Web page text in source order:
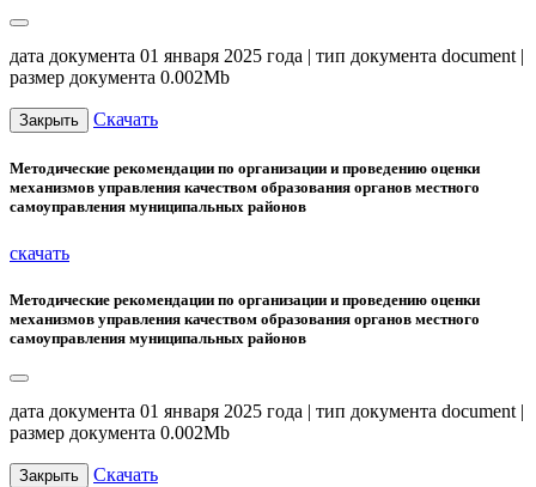
дата документа 01 января 2025 года | тип документа document |
размер документа 0.002Mb
Закрыть Скачать
Методические рекомендации по организации и проведению оценки
механизмов управления качеством образования органов местного
самоуправления муниципальных районов
скачать
Методические рекомендации по организации и проведению оценки
механизмов управления качеством образования органов местного
самоуправления муниципальных районов
дата документа 01 января 2025 года | тип документа document |
размер документа 0.002Mb
Закрыть Скачать